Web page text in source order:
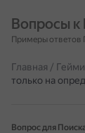
Вопросы к
Примеры ответов
Главная /
только на
Вопрос для